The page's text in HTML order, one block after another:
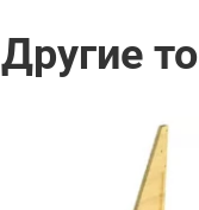
Другие